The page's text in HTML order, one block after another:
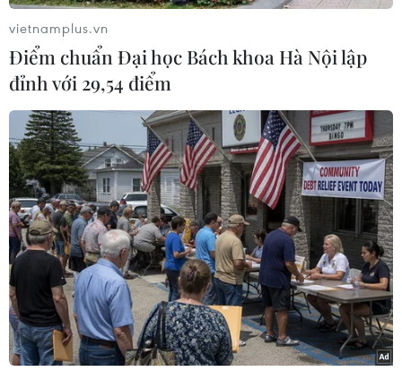
suất.Tại Phố Wall, cả ba chỉ số chính đều tăng,
dẫn đầu là Nasdaq tăng hơn 2,4% lúc đóng cửa.
Khép phiên này, chỉ số công nghiệp Dow Jones
tăng 1,0% lên 39.765,64 điểm. Chỉ số tổng hợp
S&P 500 tăng 1,7% lên 5.434,43 điểm, còn chỉ số
công nghệ Nasdaq tăng 2,4% lên 17.187,61
điểm.
Chuyên gia Tom Cahill của Ventura Wealth
Management cho biết, xu hướng lạm phát đang
đi đúng hướng và điều đó cho thấy Fed rất có
khả năng cắt giảm lãi suất.
Thị trường dự đoán rằng Fed sẽ thực hiện lần
cắt giảm lãi suất đầu tiên trong năm nay vào
vietnamplus.vn
Điểm chuẩn Đại học Bách khoa Hà Nội lập
đỉnh với 29,54 điểm